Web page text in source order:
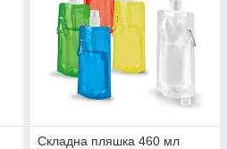
Складна пляшка 460 мл